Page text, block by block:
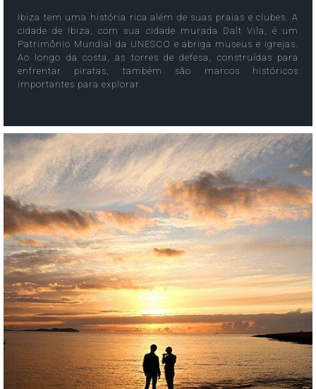
Ibiza tem uma história rica além de suas praias e clubes. A
cidade de Ibiza, com sua cidade murada Dalt Vila, é um
Patrimônio Mundial da UNESCO e abriga museus e igrejas.
Ao longo da costa, as torres de defesa, construídas para
enfrentar piratas, também são marcos históricos
importantes para explorar.